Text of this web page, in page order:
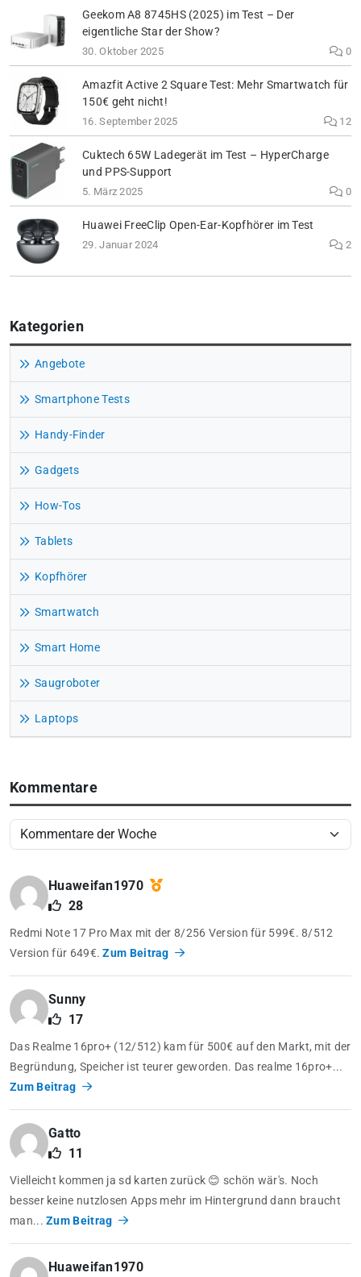
Geekom A8 8745HS (2025) im Test – Der
eigentliche Star der Show?
30. Oktober 2025 0
Amazfit Active 2 Square Test: Mehr Smartwatch für
150€ geht nicht!
16. September 2025 12
Cuktech 65W Ladegerät im Test – HyperCharge
und PPS-Support
5. März 2025 0
Huawei FreeClip Open-Ear-Kopfhörer im Test
29. Januar 2024 2
Kategorien
Angebote
Smartphone Tests
Handy-Finder
Gadgets
How-Tos
Tablets
Kopfhörer
Smartwatch
Smart Home
Saugroboter
Laptops
Kommentare
Huaweifan1970
28
Redmi Note 17 Pro Max mit der 8/256 Version für 599€. 8/512
Version für 649€.Zum Beitrag
Sunny
17
Das Realme 16pro+ (12/512) kam für 500€ auf den Markt, mit der
Begründung, Speicher ist teurer geworden. Das realme 16pro+...
Zum Beitrag
Gatto
11
Vielleicht kommen ja sd karten zurück 😊 schön wär's. Noch
besser keine nutzlosen Apps mehr im Hintergrund dann braucht
man...Zum Beitrag
Huaweifan1970